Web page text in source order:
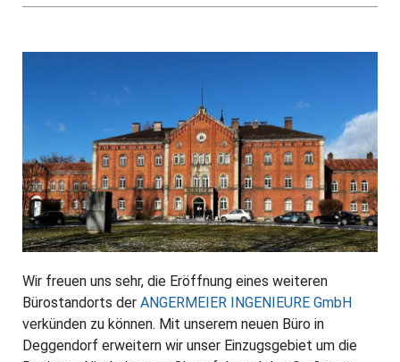
Wir freuen uns sehr, die Eröffnung eines weiteren
Bürostandorts der ANGERMEIER INGENIEURE GmbH
verkünden zu können. Mit unserem neuen Büro in
Deggendorf erweitern wir unser Einzugsgebiet um die